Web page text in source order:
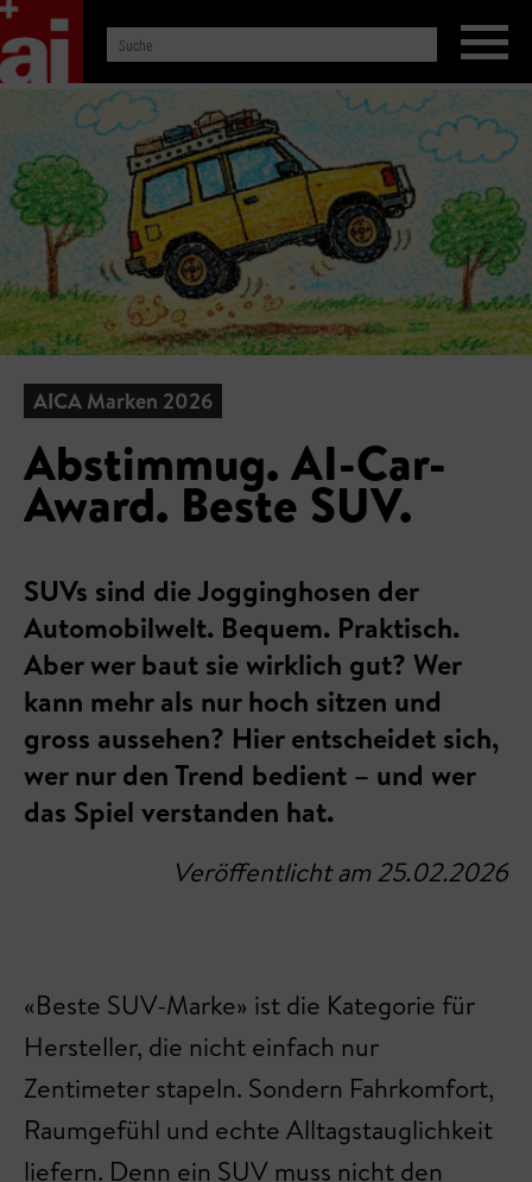
AICA Marken 2026
Abstimmug. AI-Car-
Award. Beste SUV.
SUVs sind die Jogginghosen der
Automobilwelt. Bequem. Praktisch.
Aber wer baut sie wirklich gut? Wer
kann mehr als nur hoch sitzen und
gross aussehen? Hier entscheidet sich,
wer nur den Trend bedient – und wer
das Spiel verstanden hat.
Veröffentlicht am 25.02.2026
«Beste SUV-Marke» ist die Kategorie für
Hersteller, die nicht einfach nur
Zentimeter stapeln. Sondern Fahrkomfort,
Raumgefühl und echte Alltagstauglichkeit
liefern. Denn ein SUV muss nicht den